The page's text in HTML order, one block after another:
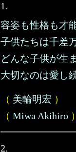
1.
容姿も性格も才
子供たちは千差
どんな子供が生
大切なのは愛し
（ 美輪明宏 ）
（ Miwa Akihiro ）
2.